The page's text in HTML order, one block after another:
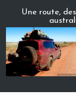
Une route,